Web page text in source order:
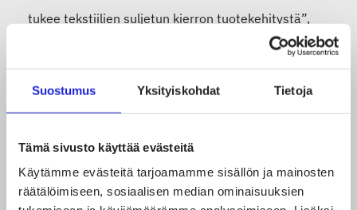
Suostumus Yksityiskohdat Tietoja
Tämä sivusto käyttää evästeitä
Käytämme evästeitä tarjoamamme sisällön ja mainosten
räätälöimiseen, sosiaalisen median ominaisuuksien
tukee tekstiilien suljetun kierron tuotekehitystä”,
kertoo Lindström-konsernin toimitusjohtajaJuha
Laurio.
Myös vastuullisen
sijoittamisen yrityksiä
uusiksi omistajiksi